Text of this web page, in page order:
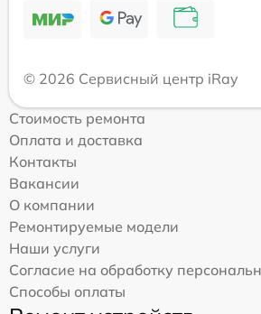
© 2026 Сервисный центр iRay
Стоимость ремонта
Оплата и доставка
Контакты
Вакансии
О компании
Ремонтируемые модели
Наши услуги
Согласие на обработку
Способы оплаты